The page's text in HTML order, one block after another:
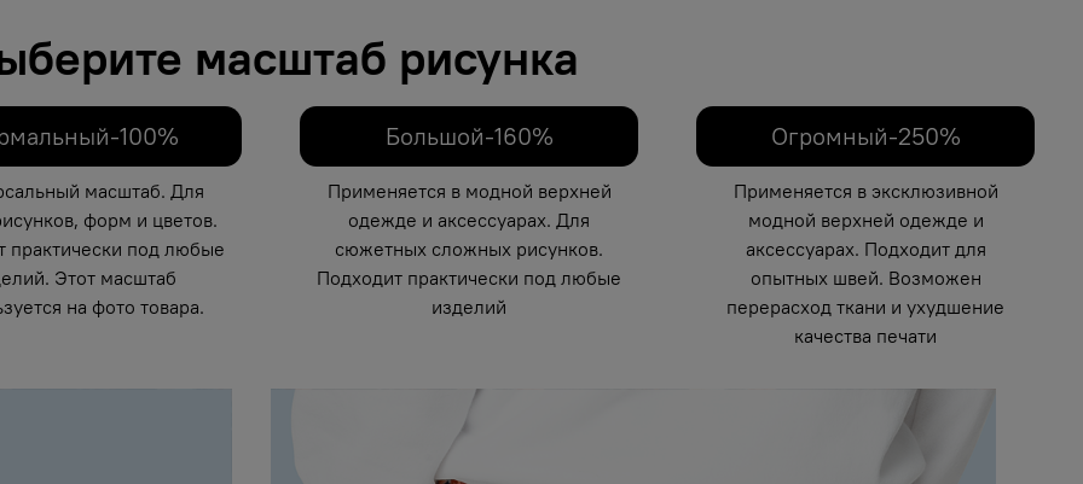
масштаб рисунка
100%
масштаб. Для
форм и цветов.
практически под любые
Этот масштаб
на фото товара.
Большой-160%
Применяется в модной верхней
одежде и аксессуарах. Для
сюжетных сложных рисунков.
Подходит практически под любые
изделий
Огромный-250%
Применяется в эксклюзивной
модной верхней одежде и
аксессуарах. Подходит для
опытных швей. Возможен
перерасход ткани и ухудшение
качества печати